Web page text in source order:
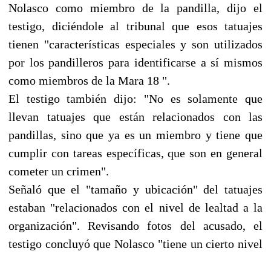
Nolasco como miembro de la pandilla, dijo el
testigo, diciéndole al tribunal que esos tatuajes
tienen "características especiales y son utilizados
por los pandilleros para identificarse a sí mismos
como miembros de la Mara 18 ".
El testigo también dijo: "No es solamente que
llevan tatuajes que están relacionados con las
pandillas, sino que ya es un miembro y tiene que
cumplir con tareas específicas, que son en general
cometer un crimen".
Señaló que el "tamaño y ubicación" del tatuajes
estaban "relacionados con el nivel de lealtad a la
organización". Revisando fotos del acusado, el
testigo concluyó que Nolasco "tiene un cierto nivel